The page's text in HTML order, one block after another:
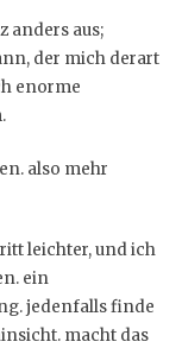
anders aus;
der mich derart
enorme
also mehr
leichter, und ich
ein
jedenfalls finde
macht das